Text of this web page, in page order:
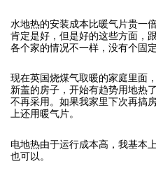
水地热的安装成本比暖气片贵一
肯定是好，但是好的这些方面，
各个家的情况不一样，没有个固定
现在英国烧煤气取暖的家庭里面
新盖的房子，开始有趋势用地热
不再采用。如果我家里下次再搞
上还用暖气片。
电地热由于运行成本高，我基本
也可以。